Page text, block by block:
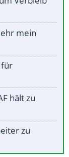
mein
für
hält zu
zu